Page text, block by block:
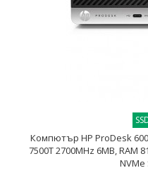
Компютър HP ProDesk
7500T 2700MHz 6MB, RAM
NVMe